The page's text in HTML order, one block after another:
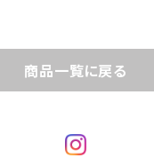
商品一覧に戻る